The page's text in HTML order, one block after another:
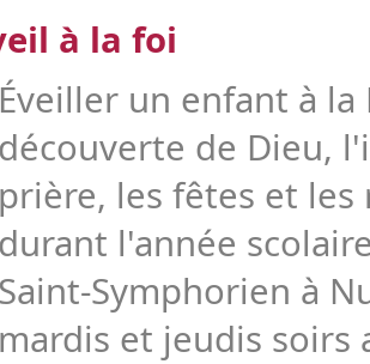
à la foi
Éveiller un enfant à
découverte de Dieu,
prière, les fêtes et les
durant l'année
Saint-Symphorien à
mardis et jeudis soirs